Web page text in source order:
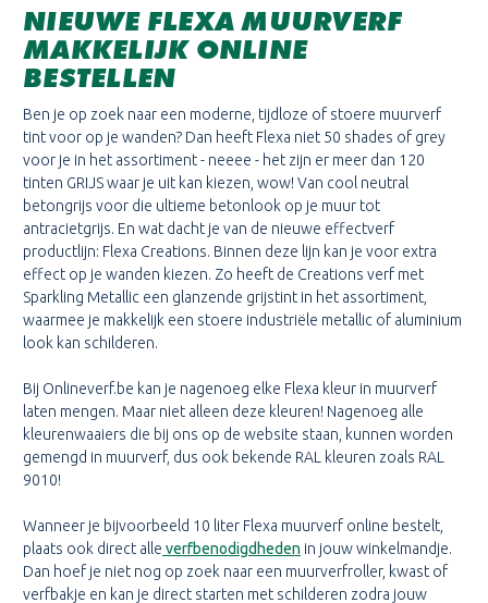
NIEUWE FLEXA MUURVERF
MAKKELIJK ONLINE
BESTELLEN
Ben je op zoek naar een moderne, tijdloze of stoere muurverf
tint voor op je wanden? Dan heeft Flexa niet 50 shades of grey
voor je in het assortiment - neeee - het zijn er meer dan 120
tinten GRIJS waar je uit kan kiezen, wow! Van cool neutral
betongrijs voor die ultieme betonlook op je muur tot
antracietgrijs. En wat dacht je van de nieuwe effectverf
productlijn: Flexa Creations. Binnen deze lijn kan je voor extra
effect op je wanden kiezen. Zo heeft de Creations verf met
Sparkling Metallic een glanzende grijstint in het assortiment,
waarmee je makkelijk een stoere industriële metallic of aluminium
look kan schilderen.
Bij Onlineverf.be kan je nagenoeg elke Flexa kleur in muurverf
laten mengen. Maar niet alleen deze kleuren! Nagenoeg alle
kleurenwaaiers die bij ons op de website staan, kunnen worden
gemengd in muurverf, dus ook bekende RAL kleuren zoals RAL
9010!
Wanneer je bijvoorbeeld 10 liter Flexa muurverf online bestelt,
plaats ook direct alle verfbenodigdheden in jouw winkelmandje.
Dan hoef je niet nog op zoek naar een muurverfroller, kwast of
verfbakje en kan je direct starten met schilderen zodra jouw